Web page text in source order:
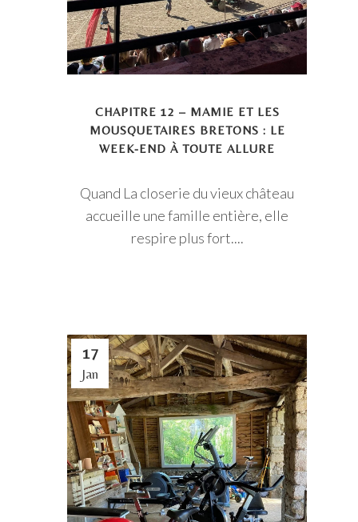
CHAPITRE 12 – MAMIE ET LES
MOUSQUETAIRES BRETONS : LE
WEEK-END À TOUTE ALLURE
Quand La closerie du vieux château
accueille une famille entière, elle
respire plus fort....
17
Jan